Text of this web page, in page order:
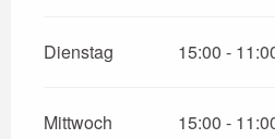
Dienstag 15:00 -
Mittwoch 15:00 -